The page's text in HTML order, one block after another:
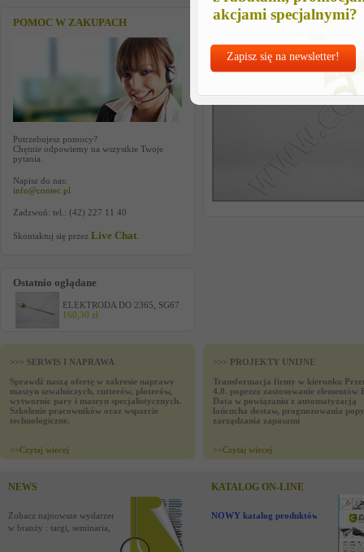
akcjami specjalnymi?
Zapisz się na newsletter!
POMOC W ZAKUPACH
Potrzebujesz pomocy?
Chętnie odpowiemy na wszystkie Twoje
pytania.
Napisz do nas:
info@contec.pl
Zadzwoń: tel.: (42) 227 11 40
Skontaktuj się przez Live Chat
Ostatnio oglądane
ELEKTRODA DO 2365, SG67
160,30 zł
>>> SERWIS I NAPRAWA
Sprawdź naszą ofertę w zakresie naprawy
maszyn szwalniczych, cutterów, ploterów,
wytwornic pary i maszyn specjalistycznych.
Szkolenie pracowników oraz wsparcie
technologiczne.
>>Czytaj wiecej
>>> PROJEKTY UNIJNE
Transformacja firmy w kierunku
4.0. poprzez zastosowanie elementów
Data w powiązaniu z automatyzacją
łańcucha dostaw, prognozowania
zarządzania zapasami
>>Czytaj wiecej
NEWS
Zobacz najnowsze wydarzenia
w branży : targi, seminaria,
KATALOG ON-LINE
NOWY katalog produktów !